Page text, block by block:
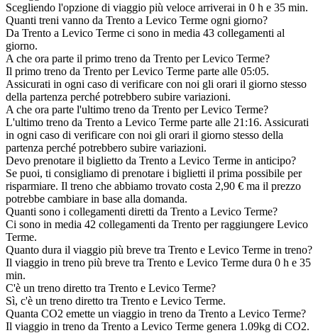
Scegliendo l'opzione di viaggio più veloce arriverai in 0 h e 35 min.
Quanti treni vanno da Trento a Levico Terme ogni giorno?
Da Trento a Levico Terme ci sono in media 43 collegamenti al
giorno.
A che ora parte il primo treno da Trento per Levico Terme?
Il primo treno da Trento per Levico Terme parte alle 05:05.
Assicurati in ogni caso di verificare con noi gli orari il giorno stesso
della partenza perché potrebbero subire variazioni.
A che ora parte l'ultimo treno da Trento per Levico Terme?
L'ultimo treno da Trento a Levico Terme parte alle 21:16. Assicurati
in ogni caso di verificare con noi gli orari il giorno stesso della
partenza perché potrebbero subire variazioni.
Devo prenotare il biglietto da Trento a Levico Terme in anticipo?
Se puoi, ti consigliamo di prenotare i biglietti il prima possibile per
risparmiare. Il treno che abbiamo trovato costa 2,90 € ma il prezzo
potrebbe cambiare in base alla domanda.
Quanti sono i collegamenti diretti da Trento a Levico Terme?
Ci sono in media 42 collegamenti da Trento per raggiungere Levico
Terme.
Quanto dura il viaggio più breve tra Trento e Levico Terme in treno?
Il viaggio in treno più breve tra Trento e Levico Terme dura 0 h e 35
min.
C'è un treno diretto tra Trento e Levico Terme?
Sì, c'è un treno diretto tra Trento e Levico Terme.
Quanta CO2 emette un viaggio in treno da Trento a Levico Terme?
Il viaggio in treno da Trento a Levico Terme genera 1.09kg di CO2.